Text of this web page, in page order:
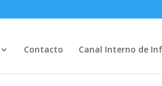
Contacto Canal Interno de